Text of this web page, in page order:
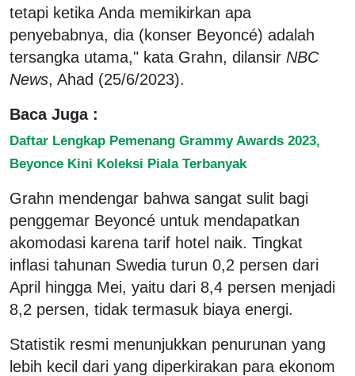
tetapi ketika Anda memikirkan apa
penyebabnya, dia (konser Beyoncé) adalah
tersangka utama," kata Grahn, dilansir NBC
News, Ahad (25/6/2023).
Baca Juga :
Daftar Lengkap Pemenang Grammy Awards 2023,
Beyonce Kini Koleksi Piala Terbanyak
Grahn mendengar bahwa sangat sulit bagi
penggemar Beyoncé untuk mendapatkan
akomodasi karena tarif hotel naik. Tingkat
inflasi tahunan Swedia turun 0,2 persen dari
April hingga Mei, yaitu dari 8,4 persen menjadi
8,2 persen, tidak termasuk biaya energi.
Statistik resmi menunjukkan penurunan yang
lebih kecil dari yang diperkirakan para ekonom